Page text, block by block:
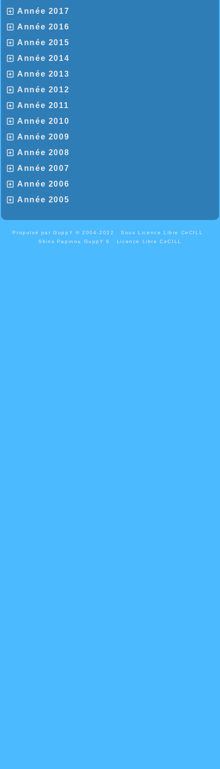
Année 2017
Année 2016
Année 2015
Année 2014
Année 2013
Année 2012
Année 2011
Année 2010
Année 2009
Année 2008
Année 2007
Année 2006
Année 2005
Propulsé par GuppY © 2004-2022
Sous Licence Libre CeCILL
Skins Papinou GuppY 6
Licence Libre CeCILL